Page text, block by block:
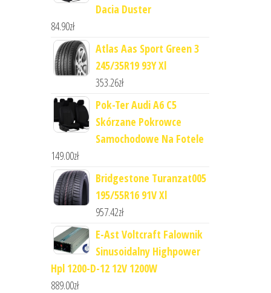
Dacia Duster
84.90zł
Atlas Aas Sport Green 3
245/35R19 93Y Xl
353.26zł
Pok-Ter Audi A6 C5
Skórzane Pokrowce
Samochodowe Na Fotele
149.00zł
Bridgestone Turanzat005
195/55R16 91V Xl
957.42zł
E-Ast Voltcraft Falownik
Sinusoidalny Highpower
Hpl 1200-D-12 12V 1200W
889.00zł